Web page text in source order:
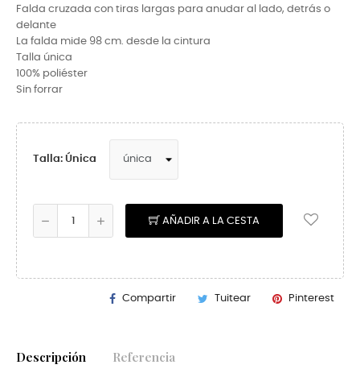
Falda cruzada con tiras largas para anudar al lado, detrás o
delante
La falda mide 98 cm. desde la cintura
Talla única
100% poliéster
Sin forrar
Talla: Única
AÑADIR A LA CESTA
Compartir Tuitear Pinterest
Descripción Referencia